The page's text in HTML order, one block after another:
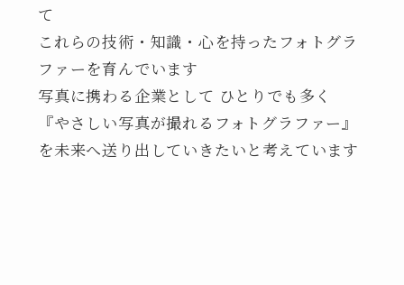
て
これらの技術・知識・心を持ったフォトグラ
ファーを育んでいます
写真に携わる企業として ひとりでも多く
『やさしい写真が撮れるフォトグラファー』
を未来へ送り出していきたいと考えています